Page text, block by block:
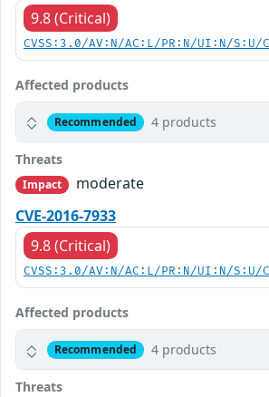
9.8 (Critical)
CVSS:3.0/AV:N/AC:L/PR:N/UI:N/
Affected products
Recommended 4 products
Threats
Impact
moderate
CVE-2016-7933
9.8 (Critical)
CVSS:3.0/AV:N/AC:L/PR:N/UI:N/
Affected products
Recommended 4 products
Threats